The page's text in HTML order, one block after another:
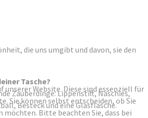
die uns umgibt und davon, sie den
Tasche?
Zauberdinge: Lippenstift, Naschies,
Besteck und eine Glasflasche.
unserer Website. Diese sind essenziell für
Sie können selbst entscheiden, ob Sie
möchten. Bitte beachten Sie, dass bei